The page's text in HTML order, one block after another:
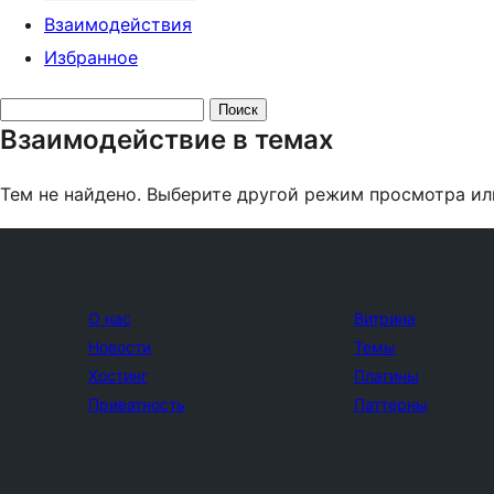
Взаимодействия
Избранное
тем:
Взаимодействие в темах
Тем не найдено. Выберите другой режим просмотра
О нас
Новости
Хостинг
Приватность
Витрина
Темы
Плагины
Паттерны